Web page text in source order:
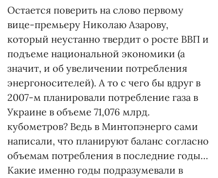
Остается поверить на слово первому
вице-премьеру Николаю Азарову,
который неустанно твердит о росте ВВП и
подъеме национальной экономики (а
значит, и об увеличении потребления
энергоносителей). А то с чего бы вдруг в
2007-м планировали потребление газа в
Украине в объеме 71,076 млрд.
кубометров? Ведь в Минтопэнерго сами
написали, что планируют баланс согласно
объемам потребления в последние годы…
Какие именно годы подразумевали в